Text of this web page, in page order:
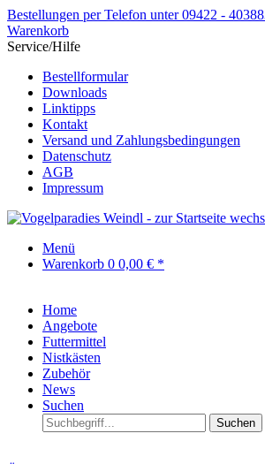
Bestellungen per Telefon unter 09422 -
Warenkorb
Service/Hilfe
Bestellformular
Downloads
Linktipps
Kontakt
Versand und Zahlungsbedingungen
Datenschutz
AGB
Impressum
Menü
Warenkorb 0 0,00 € *
Home
Angebote
Futtermittel
Nistkästen
Zubehör
News
Suchen
Suchen